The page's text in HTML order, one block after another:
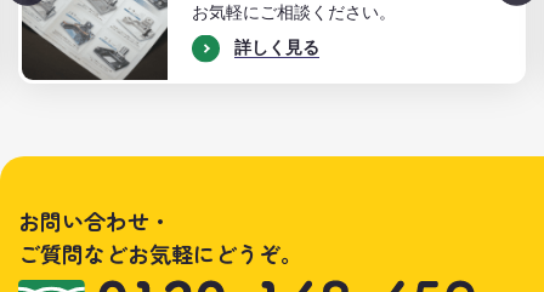
お気軽にご相談ください。
詳しく見る
お問い合わせ・
ご質問などお気軽にどうぞ。